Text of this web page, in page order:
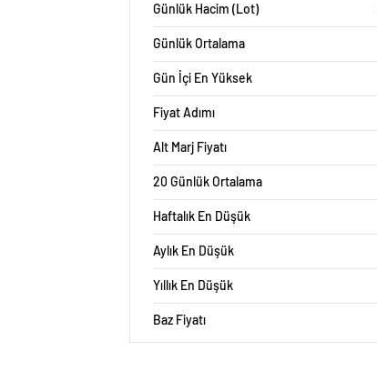
Günlük Hacim (Lot)
Günlük Ortalama
Gün İçi En Yüksek
Fiyat Adımı
Alt Marj Fiyatı
20 Günlük Ortalama
Haftalık En Düşük
Aylık En Düşük
Yıllık En Düşük
Baz Fiyatı